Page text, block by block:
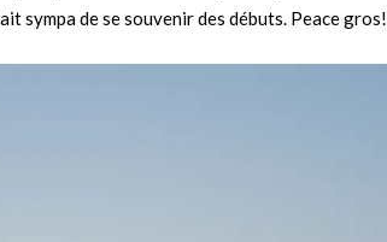
sympa de se souvenir des débuts. Peace gros!